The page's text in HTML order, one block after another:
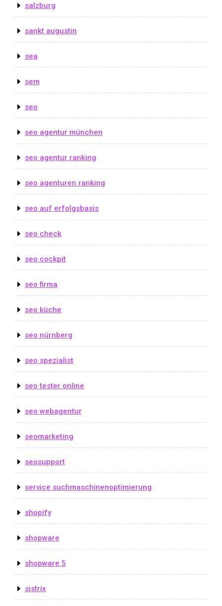
salzburg
sankt augustin
sea
sem
seo
seo agentur münchen
seo agentur ranking
seo agenturen ranking
seo auf erfolgsbasis
seo check
seo cockpit
seo firma
seo küche
seo nürnberg
seo spezialist
seo tester online
seo webagentur
seomarketing
seosupport
service suchmaschinenoptimierung
shopify
shopware
shopware 5
sistrix